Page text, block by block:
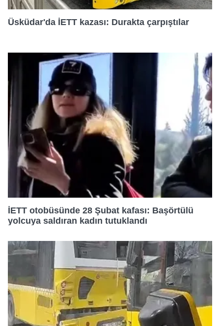
Üsküdar'da İETT kazası: Durakta çarpıştılar
İETT otobüsünde 28 Şubat kafası: Başörtülü
yolcuya saldıran kadın tutuklandı